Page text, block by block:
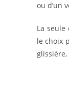
ou d’un
La seule
le choix